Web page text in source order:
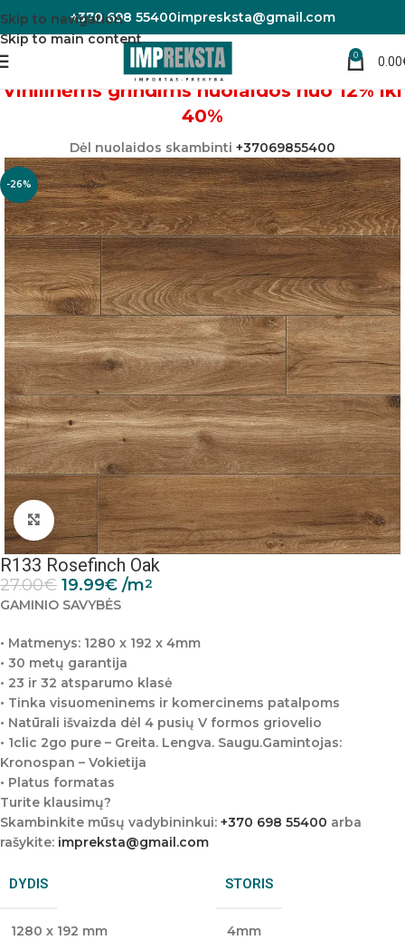
Skip to navigation
Skip to main content
+370 698 55400impresksta@gmail.com
0 0.00
Pradžia Vinilinės grindys
Vinilinėms grindims nuolaidos nuo 12% iki
40%
Dėl nuolaidos skambinti +37069855400
-26%
Padidinti nuotrauką
R133 Rosefinch Oak
27.00€ 19.99€ /m2
GAMINIO SAVYBĖS
• Matmenys: 1280 x 192 x 4mm
• 30 metų garantija
• 23 ir 32 atsparumo klasė
• Tinka visuomeninems ir komercinems patalpoms
• Natūrali išvaizda dėl 4 pusių V formos griovelio
• 1clic 2go pure – Greita. Lengva. Saugu.Gamintojas:
Kronospan – Vokietija
• Platus formatas
Turite klausimų?
Skambinkite mūsų vadybininkui: +370 698 55400 arba
rašykite: impreksta@gmail.com
DYDIS
1280 x 192 mm
STORIS
4mm